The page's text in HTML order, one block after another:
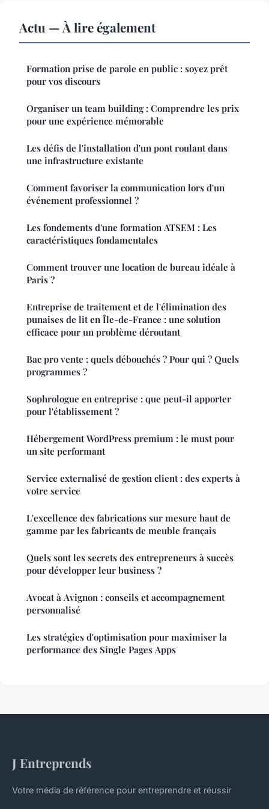
Actu — À lire également
Formation prise de parole en public : soyez prêt
pour vos discours
Organiser un team building : Comprendre les prix
pour une expérience mémorable
Les défis de l'installation d'un pont roulant dans
une infrastructure existante
Comment favoriser la communication lors d'un
événement professionnel ?
Les fondements d'une formation ATSEM : Les
caractéristiques fondamentales
Comment trouver une location de bureau idéale à
Paris ?
Entreprise de traitement et de l'élimination des
punaises de lit en Île-de-France : une solution
efficace pour un problème déroutant
Bac pro vente : quels débouchés ? Pour qui ? Quels
programmes ?
Sophrologue en entreprise : que peut-il apporter
pour l'établissement ?
Hébergement WordPress premium : le must pour
un site performant
Service externalisé de gestion client : des experts à
votre service
L'excellence des fabrications sur mesure haut de
gamme par les fabricants de meuble français
Quels sont les secrets des entrepreneurs à succès
pour développer leur business ?
Avocat à Avignon : conseils et accompagnement
personnalisé
Les stratégies d'optimisation pour maximiser la
performance des Single Pages Apps
J Entreprends
Votre média de référence pour entreprendre et réussir